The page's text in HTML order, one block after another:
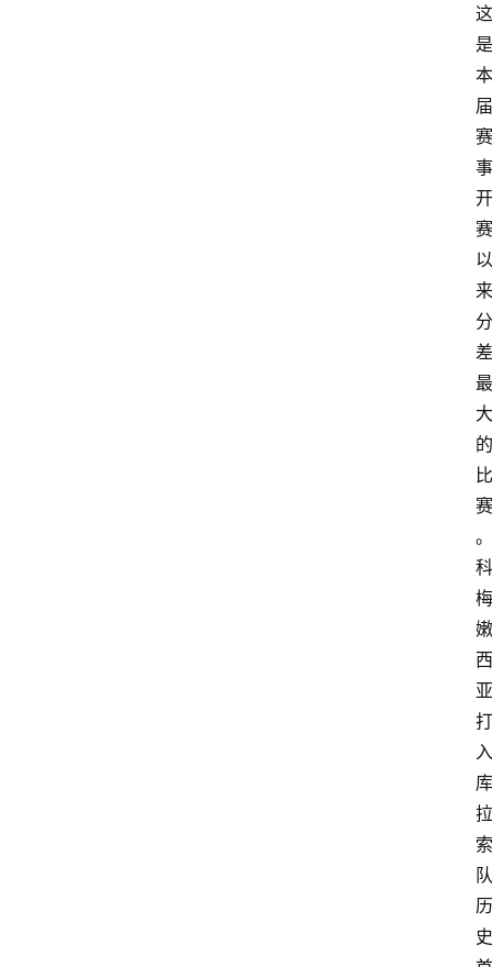
这
是
本
届
赛
事
开
赛
以
来
分
差
最
大
的
比
赛
。
科
梅
嫩
西
亚
打
入
库
拉
索
队
历
史